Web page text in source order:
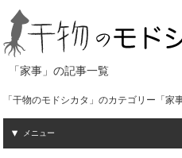
「家事」の記事一覧
「干物のモドシカタ」のカテゴリー「家
メニュー